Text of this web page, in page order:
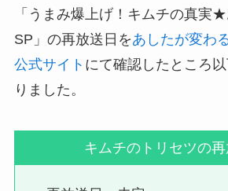
「うまみ爆上げ！キムチの真実
SP」の再放送日をあしたが変わ
公式サイト にて確認したところ
りました。
キムチのトリセツの再